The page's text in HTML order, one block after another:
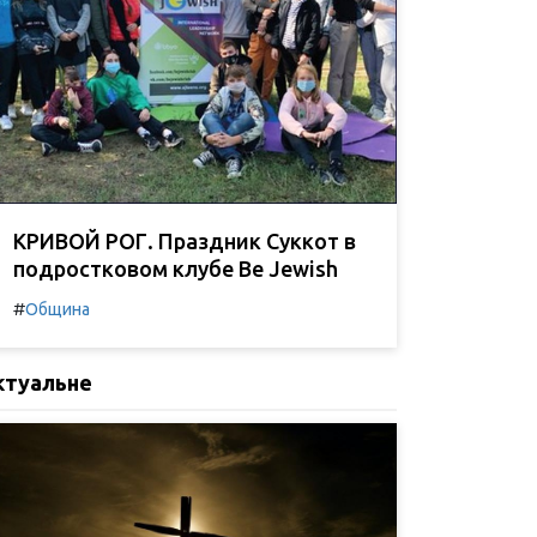
КРИВОЙ РОГ. Праздник Суккот в
подростковом клубе Be Jewish
#Община